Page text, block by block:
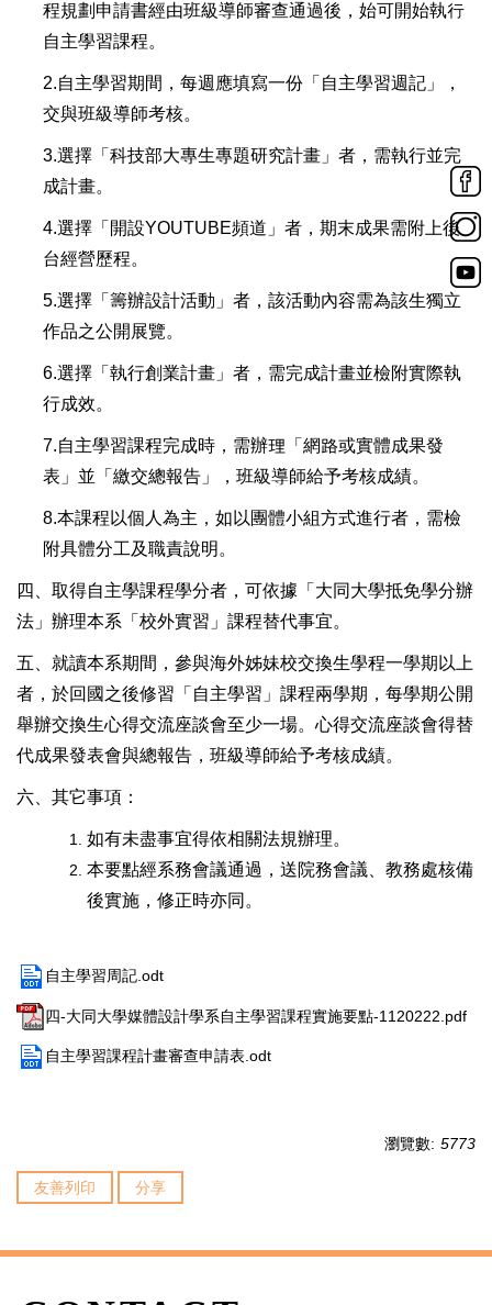
程規劃申請書經由班級導師審查通過後，始可開始執行
自主學習課程。
2.自主學習期間，每週應填寫一份「自主學習週記」，
交與班級導師考核。
3.選擇「科技部大專生專題研究計畫」者，需執行並完
成計畫。
4.選擇「開設YOUTUBE頻道」者，期末成果需附上後
台經營歷程。
5.選擇「籌辦設計活動」者，該活動內容需為該生獨立
作品之公開展覽。
6.選擇「執行創業計畫」者，需完成計畫並檢附實際執
行成效。
7.自主學習課程完成時，需辦理「網路或實體成果發
表」並「繳交總報告」，班級導師給予考核成績。
8.本課程以個人為主，如以團體小組方式進行者，需檢
附具體分工及職責說明。
四、 取得自主學課程學分者，可依據「大同大學抵免學分辦
法」辦理本系「校外實習」課程替代事宜。
五、 就讀本系期間，參與海外姊妹校交換生學程一學期以上
者，於回國之後修習「自主學習」課程兩學期，每學期公開
舉辦交換生心得交流座談會至少一場。心得交流座談會得替
代成果發表會與總報告，班級導師給予考核成績。
六、 其它事項：
如有未盡事宜得依相關法規辦理。
本要點經系務會議通過，送院務會議、教務處核備
後實施，修正時亦同。
自主學習周記.odt
四-大同大學媒體設計學系自主學習課程實施要點-1120222.pdf
自主學習課程計畫審查申請表.odt
瀏覽數: 5773
友善列印 分享